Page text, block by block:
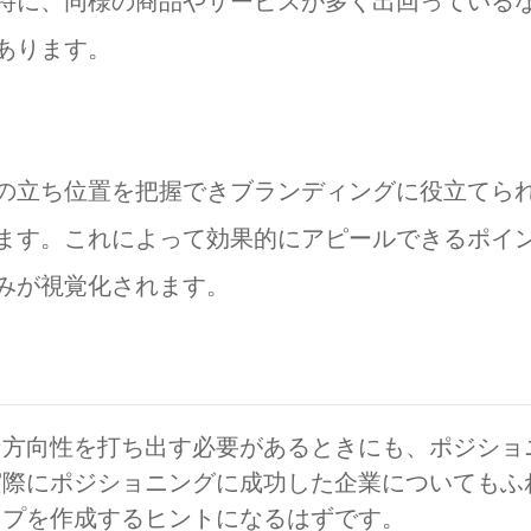
ます。
立ち位置を把握できブランディングに役立てら
す。これによって効果的にアピールできるポイ
視覚化されます。
向性を打ち出す必要があるときにも、ポジショ
にポジショニングに成功した企業についてもふ
を作成するヒントになるはずです。